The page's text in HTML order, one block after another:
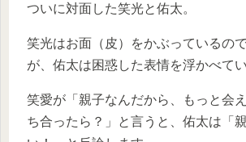
ついに対面した笑光と佑太。
笑光はお面（皮）をかぶっているの
が、佑太は困惑した表情を浮かべてい
笑愛が「親子なんだから、もっと会
ち合ったら？」と言うと、佑太は「